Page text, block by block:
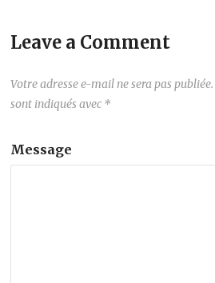
Leave a Comment
Votre adresse e-mail ne sera pas publiée.
sont indiqués avec *
Message